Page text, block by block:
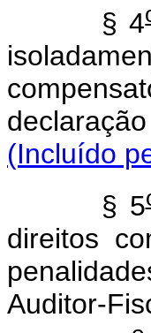
§ 4
(Incluído
§ 5
direitos
Auditor-